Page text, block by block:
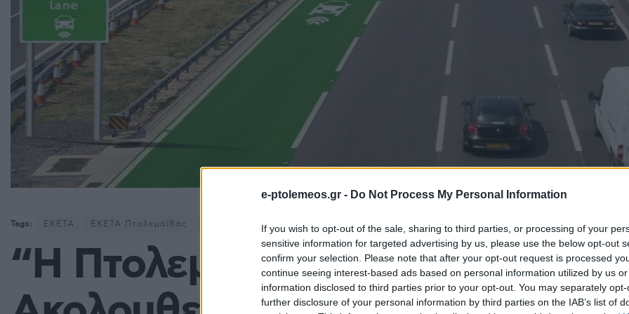
e-ptolemeos.gr - Do Not Process My Personal Information
If you wish to opt-out of the sale, sharing to third parties, or processing of your
sensitive information for targeted advertising by us, please use the below opt-out
confirm your selection. Please note that after your opt-out request is processed
continue seeing interest-based ads based on personal information utilized by us
information disclosed to third parties prior to your opt-out. You may separately
further disclosure of your personal information by third parties on the IAB’s list of
Tags: ΕΚΕΤΑ ΕΚΕΤΑ Πτολεμαΐδας Νίκος Παπαθανάσης Πτολεμαΐδα
“Η Πτολεμαΐδα γράφει ιστορία: